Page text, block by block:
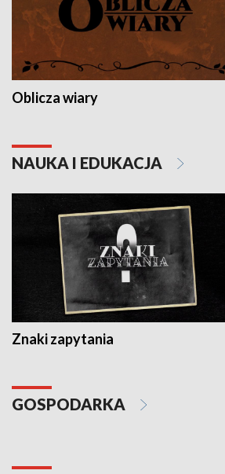
Oblicza wiary
NAUKA I EDUKACJA
Znaki zapytania
GOSPODARKA